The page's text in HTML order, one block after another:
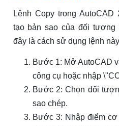
Lệnh Copy trong
tạo bản sao của đối
đây là cách sử dụng lệnh
Bước 1: Mở AutoCAD
công cụ hoặc nhập
Bước 2: Chọn đối
sao chép.
Bước 3: Nhập điểm